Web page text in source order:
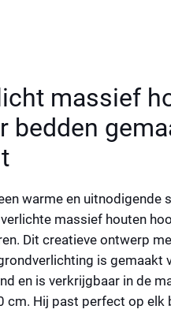
massief
bedden
warme en uitnodigende
verlichte massief houten
Dit creatieve ontwerp
is gemaakt
en is verkrijgbaar in de
cm. Hij past perfect op